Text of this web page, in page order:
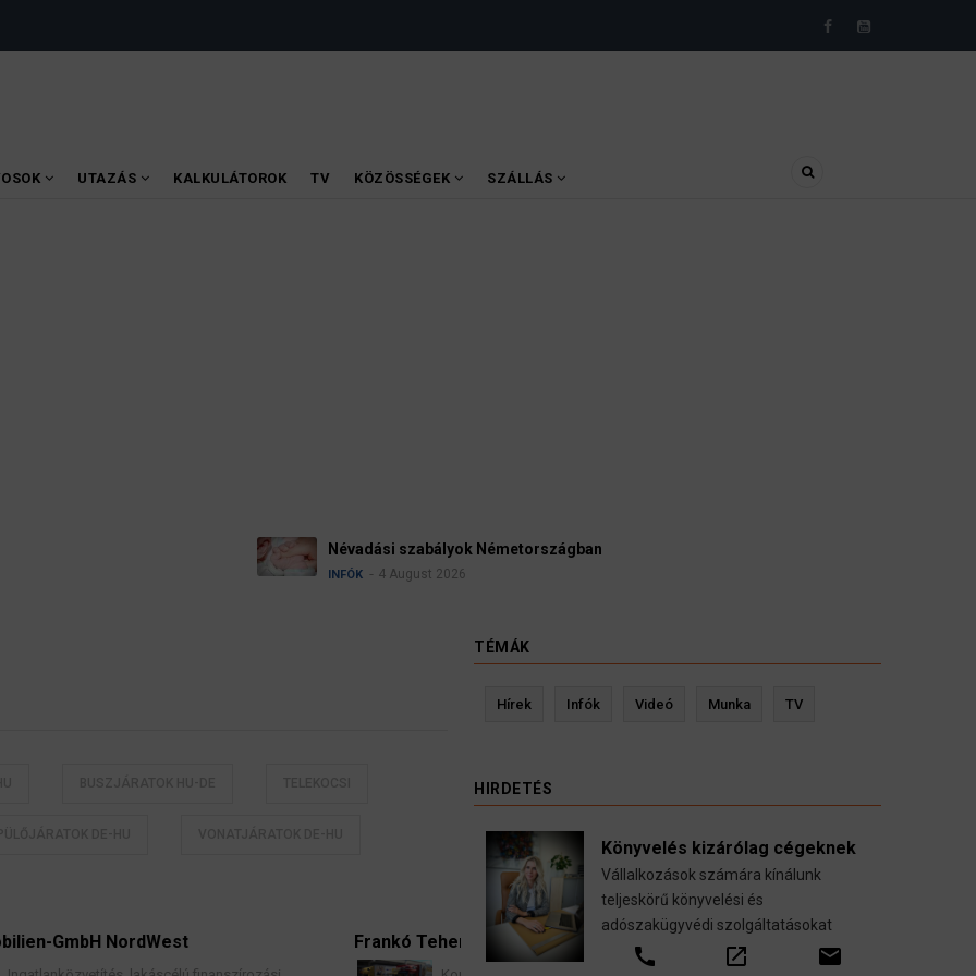
UTAZÁS KALKULÁTOROK TV KÖZÖSSÉGEK SZÁLLÁS
Névadási szabályok Németországban
INFÓK 4 August 2026
Frankó Teher - Nemzetközi Költöztetés
TÉMÁK
Hírek Infók Videó Munka TV
HIRDETÉS
Könyvelés kizárólag cégeknek
Vállalkozások számára kínálunk
teljeskörű könyvelési és
adószakügyvédi szolgáltatásokat
call open_in_new email